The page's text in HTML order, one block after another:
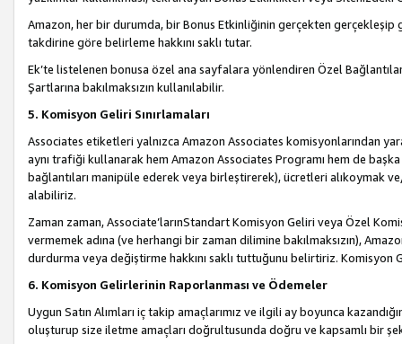
Amazon, her bir durumda, bir Bonus Etkinliğinin gerçekten gerçekleşip
takdirine göre belirleme hakkını saklı tutar.
Ek’te listelenen bonusa özel ana sayfalara yönlendiren Özel
Şartlarına bakılmaksızın kullanılabilir.
5. Komisyon Geliri Sınırlamaları
Associates etiketleri yalnızca Amazon Associates komisyonlarından
aynı trafiği kullanarak hem Amazon Associates Programı hem de
bağlantıları manipüle ederek veya birleştirerek), ücretleri alıkoymak
alabiliriz.
Zaman zaman, Associate’larınStandart Komisyon Geliri veya Özel
vermemek adına (ve herhangi bir zaman dilimine bakılmaksızın),
durdurma veya değiştirme hakkını saklı tuttuğunu belirtiriz. Komisyon
6. Komisyon Gelirlerinin Raporlanması ve Ödemeler
Uygun Satın Alımları iç takip amaçlarımız ve ilgili ay boyunca
oluşturup size iletme amaçları doğrultusunda doğru ve kapsamlı bir